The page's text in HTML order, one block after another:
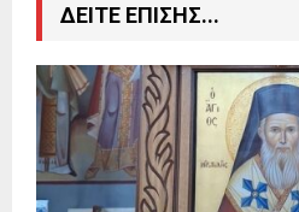
ΔΕΙΤΕ ΕΠΙΣΗΣ...